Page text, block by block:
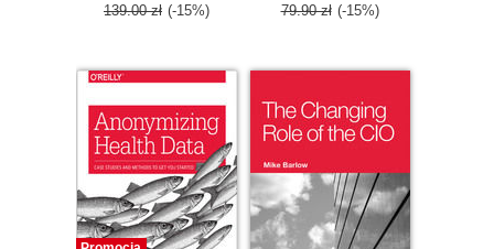
139.00 zł (-15%) 79.90 zł (-15%)